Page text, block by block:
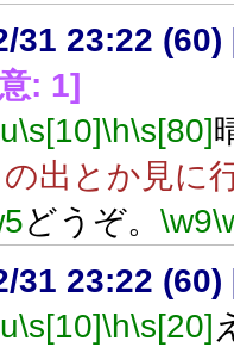
31 23:22 (60)
: 1]
\s[10]\h\s[80]
の出とか見に
どうぞ。 \w9
31 23:22 (60)
\s[10]\h\s[20]